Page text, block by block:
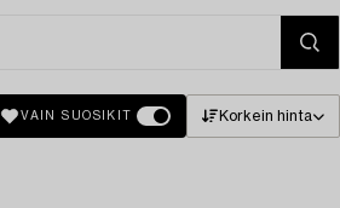
VAIN SUOSIKIT Korkein hinta